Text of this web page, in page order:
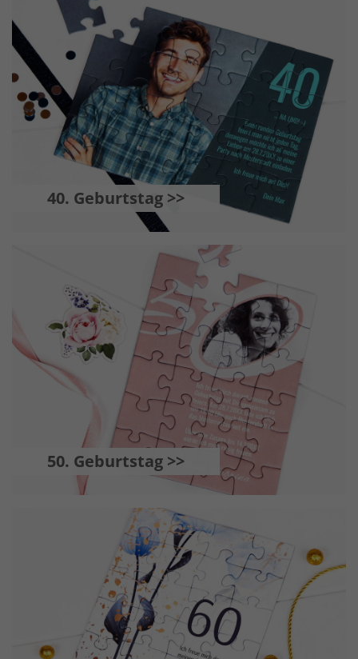
40. Geburtstag >>
50. Geburtstag >>